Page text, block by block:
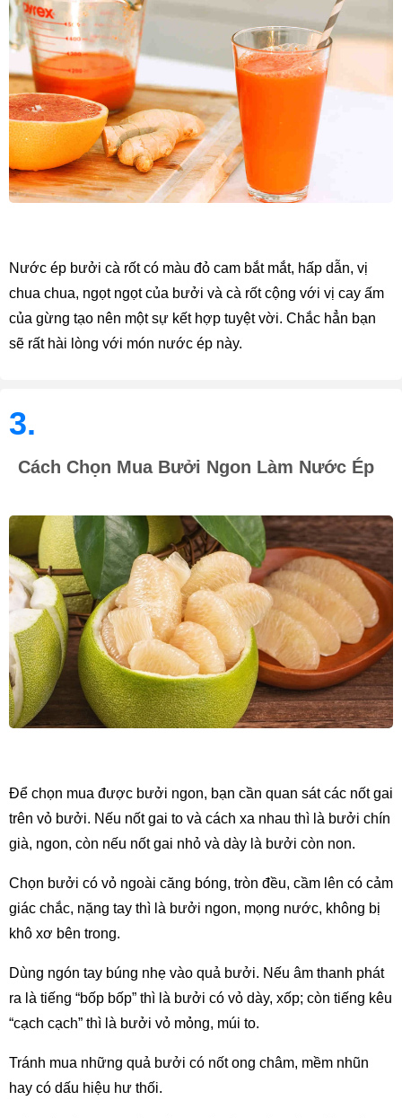
Nước ép bưởi cà rốt có màu đỏ cam bắt mắt, hấp dẫn, vị
chua chua, ngọt ngọt của bưởi và cà rốt cộng với vị cay ấm
của gừng tạo nên một sự kết hợp tuyệt vời. Chắc hẳn bạn
sẽ rất hài lòng với món nước ép này.
3.
Cách Chọn Mua Bưởi Ngon Làm Nước Ép
Để chọn mua được bưởi ngon, bạn cần quan sát các nốt gai
trên vỏ bưởi. Nếu nốt gai to và cách xa nhau thì là bưởi chín
già, ngon, còn nếu nốt gai nhỏ và dày là bưởi còn non.
Chọn bưởi có vỏ ngoài căng bóng, tròn đều, cầm lên có cảm
giác chắc, nặng tay thì là bưởi ngon, mọng nước, không bị
khô xơ bên trong.
Dùng ngón tay búng nhẹ vào quả bưởi. Nếu âm thanh phát
ra là tiếng “bốp bốp” thì là bưởi có vỏ dày, xốp; còn tiếng kêu
“cạch cạch” thì là bưởi vỏ mỏng, múi to.
Tránh mua những quả bưởi có nốt ong châm, mềm nhũn
hay có dấu hiệu hư thối.